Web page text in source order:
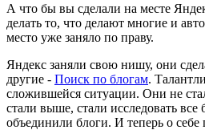
А что бы вы сделали на месте
делать то, что делают многие и
место уже заняло по праву.
Яндекс заняли свою нишу, они
другие - Поиск по блогам.
сложившейся ситуации. Они не
стали выше, стали исследовать
объединили блоги. И теперь о себе